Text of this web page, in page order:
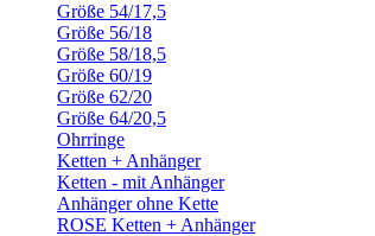
Größe 54/17,5
Größe 56/18
Größe 58/18,5
Größe 60/19
Größe 62/20
Größe 64/20,5
Ohrringe
Ketten + Anhänger
Ketten - mit Anhänger
Anhänger ohne Kette
ROSE Ketten + Anhänger